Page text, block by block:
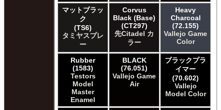
マットブラッ
ク
(TS6)
タミヤスプレ
ー
Corvus
Black (Base)
(CT297)
先Citadel カ
ラー
Heavy
Charcoal
(72.155)
Vallejo Game
Color
Rubber
(1583)
Testors
Model
Master
Enamel
BLACK
(76.051)
Vallejo Game
Air
ブラックプラ
イマー
(70.602)
Vallejo
Model Color